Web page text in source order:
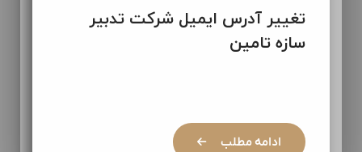
تغییر آدرس ایمیل شرکت تدبیر
سازه تامین
ادامه مطلب